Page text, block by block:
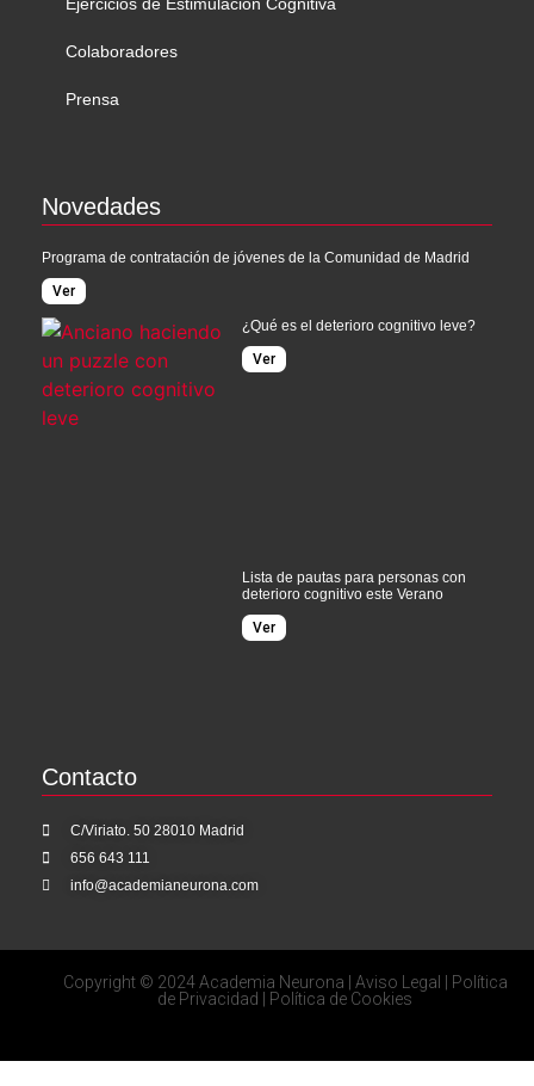
Colaboradores
Prensa
Novedades
Programa de contratación de jóvenes de la Comunidad de Madrid
Ver
¿Qué es el deterioro cognitivo leve?
Ver
Lista de pautas para personas con
deterioro cognitivo este Verano
Ver
Contacto
C/Viriato. 50 28010 Madrid
656 643 111
info@academianeurona.com
Copyright © 2024 Academia Neurona | Aviso Legal
Política
de Privacidad
Política de Cookies